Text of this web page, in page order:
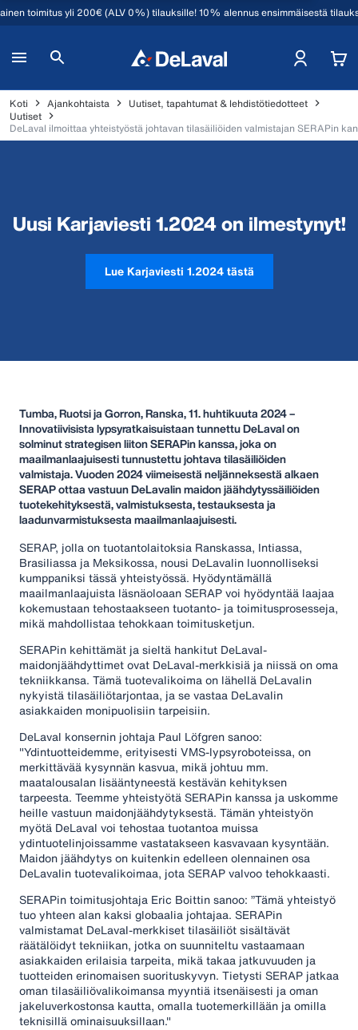
toimitus yli 200€ (ALV 0%) tilauksille! 10% alennus ensimmäisestä
Koti Ajankohtaista
Uutiset, tapahtumat & lehdistötiedotteet
Uutiset
DeLaval ilmoittaa yhteistyöstä johtavan tilasäiliöiden valmistajan SERAPin
Uusi Karjaviesti 1.2024 on ilmestynyt!
Lue Karjaviesti 1.2024 tästä
Tumba, Ruotsi ja Gorron, Ranska, 11. huhtikuuta 2024 –
Innovatiivisista lypsyratkaisuistaan tunnettu DeLaval on
solminut strategisen liiton SERAPin kanssa, joka on
maailmanlaajuisesti tunnustettu johtava tilasäiliöiden
valmistaja. Vuoden 2024 viimeisestä neljänneksestä alkaen
SERAP ottaa vastuun DeLavalin maidon jäähdytyssäiliöiden
tuotekehityksestä, valmistuksesta, testauksesta ja
laadunvarmistuksesta maailmanlaajuisesti.
SERAP, jolla on tuotantolaitoksia Ranskassa, Intiassa,
Brasiliassa ja Meksikossa, nousi DeLavalin luonnolliseksi
kumppaniksi tässä yhteistyössä. Hyödyntämällä
maailmanlaajuista läsnäoloaan SERAP voi hyödyntää laajaa
kokemustaan tehostaakseen tuotanto- ja toimitusprosesseja,
mikä mahdollistaa tehokkaan toimitusketjun.
SERAPin kehittämät ja sieltä hankitut DeLaval-
maidonjäähdyttimet ovat DeLaval-merkkisiä ja niissä on oma
tekniikkansa. Tämä tuotevalikoima on lähellä DeLavalin
nykyistä tilasäiliötarjontaa, ja se vastaa DeLavalin
asiakkaiden monipuolisiin tarpeisiin.
DeLaval konsernin johtaja Paul Löfgren sanoo:
"Ydintuotteidemme, erityisesti VMS-lypsyroboteissa, on
merkittävää kysynnän kasvua, mikä johtuu mm.
maatalousalan lisääntyneestä kestävän kehityksen
tarpeesta. Teemme yhteistyötä SERAPin kanssa ja uskomme
heille vastuun maidonjäähdytyksestä. Tämän yhteistyön
myötä DeLaval voi tehostaa tuotantoa muissa
ydintuotelinjoissamme vastatakseen kasvavaan kysyntään.
Maidon jäähdytys on kuitenkin edelleen olennainen osa
DeLavalin tuotevalikoimaa, jota SERAP valvoo tehokkaasti.
SERAPin toimitusjohtaja Eric Boittin sanoo: ”Tämä yhteistyö
tuo yhteen alan kaksi globaalia johtajaa. SERAPin
valmistamat DeLaval-merkkiset tilasäiliöt sisältävät
räätälöidyt tekniikan, jotka on suunniteltu vastaamaan
asiakkaiden erilaisia tarpeita, mikä takaa jatkuvuuden ja
tuotteiden erinomaisen suorituskyvyn. Tietysti SERAP jatkaa
oman tilasäiliövalikoimansa myyntiä itsenäisesti ja oman
jakeluverkostonsa kautta, omalla tuotemerkillään ja omilla
teknisillä ominaisuuksillaan."